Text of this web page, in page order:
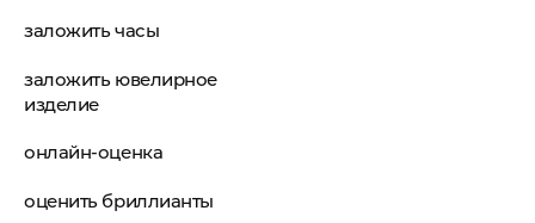
заложить часы
заложить ювелирное
изделие
онлайн-оценка
оценить бриллианты